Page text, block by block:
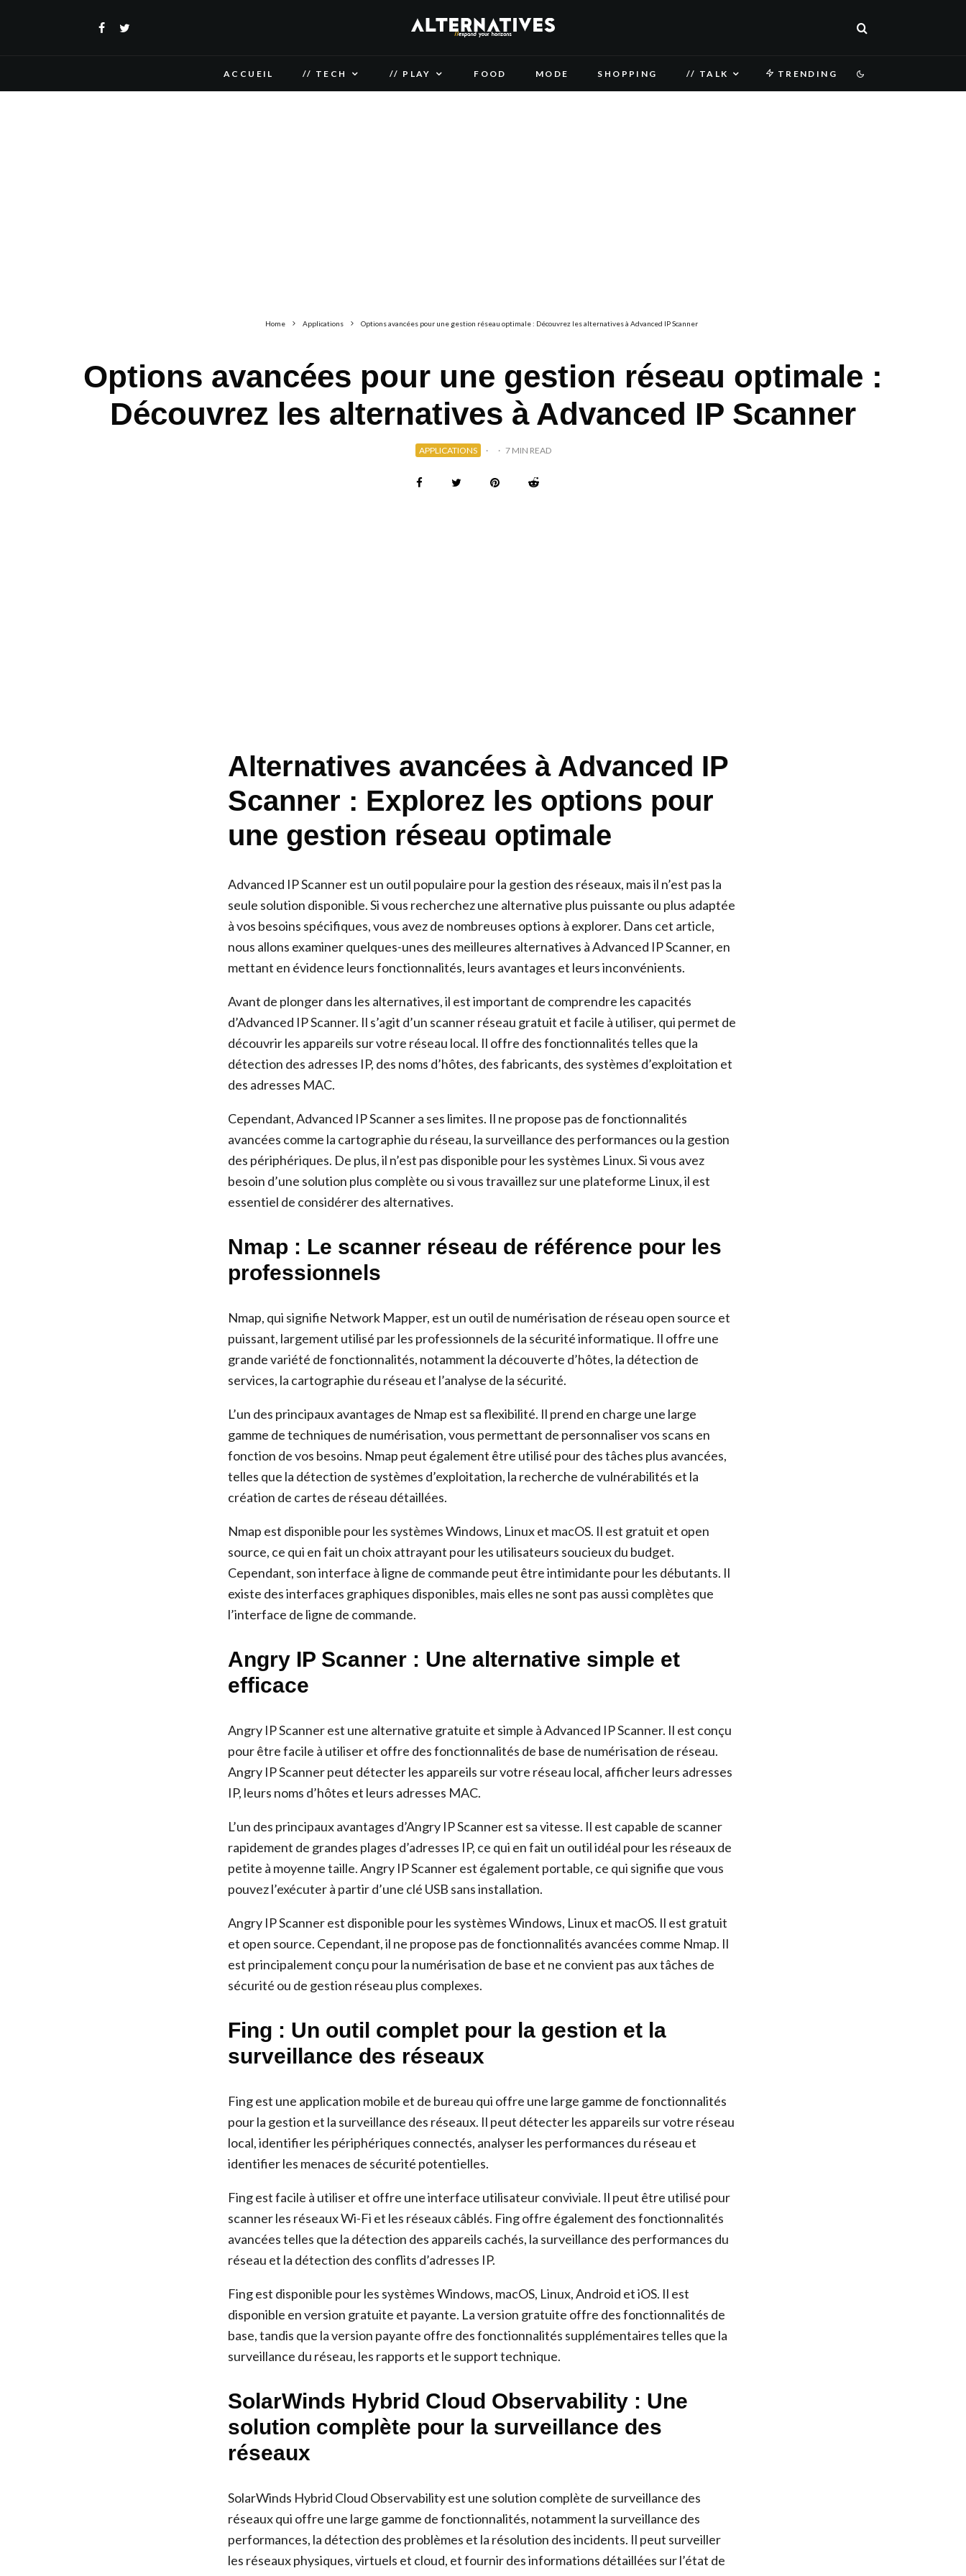
ACCUEIL // TECH // PLAY FOOD MODE SHOPPING // TALK TRENDING
Home Applications Options avancées pour une gestion réseau optimale : Découvrez les alternatives à Advanced IP Scanner
Options avancées pour une gestion réseau optimale :
Découvrez les alternatives à Advanced IP Scanner
APPLICATIONS · · 7 MIN READ
Alternatives avancées à Advanced IP
Scanner : Explorez les options pour
une gestion réseau optimale
Advanced IP Scanner est un outil populaire pour la gestion des réseaux, mais il n’est pas la
seule solution disponible. Si vous recherchez une alternative plus puissante ou plus adaptée
à vos besoins spécifiques, vous avez de nombreuses options à explorer. Dans cet article,
nous allons examiner quelques-unes des meilleures alternatives à Advanced IP Scanner, en
mettant en évidence leurs fonctionnalités, leurs avantages et leurs inconvénients.
Avant de plonger dans les alternatives, il est important de comprendre les capacités
d’Advanced IP Scanner. Il s’agit d’un scanner réseau gratuit et facile à utiliser, qui permet de
découvrir les appareils sur votre réseau local. Il offre des fonctionnalités telles que la
détection des adresses IP, des noms d’hôtes, des fabricants, des systèmes d’exploitation et
des adresses MAC.
Cependant, Advanced IP Scanner a ses limites. Il ne propose pas de fonctionnalités
avancées comme la cartographie du réseau, la surveillance des performances ou la gestion
des périphériques. De plus, il n’est pas disponible pour les systèmes Linux. Si vous avez
besoin d’une solution plus complète ou si vous travaillez sur une plateforme Linux, il est
essentiel de considérer des alternatives.
Nmap : Le scanner réseau de référence pour les
professionnels
Nmap, qui signifie Network Mapper, est un outil de numérisation de réseau open source et
puissant, largement utilisé par les professionnels de la sécurité informatique. Il offre une
grande variété de fonctionnalités, notamment la découverte d’hôtes, la détection de
services, la cartographie du réseau et l’analyse de la sécurité.
L’un des principaux avantages de Nmap est sa flexibilité. Il prend en charge une large
gamme de techniques de numérisation, vous permettant de personnaliser vos scans en
fonction de vos besoins. Nmap peut également être utilisé pour des tâches plus avancées,
telles que la détection de systèmes d’exploitation, la recherche de vulnérabilités et la
création de cartes de réseau détaillées.
Nmap est disponible pour les systèmes Windows, Linux et macOS. Il est gratuit et open
source, ce qui en fait un choix attrayant pour les utilisateurs soucieux du budget.
Cependant, son interface à ligne de commande peut être intimidante pour les débutants. Il
existe des interfaces graphiques disponibles, mais elles ne sont pas aussi complètes que
l’interface de ligne de commande.
Angry IP Scanner : Une alternative simple et
efficace
Angry IP Scanner est une alternative gratuite et simple à Advanced IP Scanner. Il est conçu
pour être facile à utiliser et offre des fonctionnalités de base de numérisation de réseau.
Angry IP Scanner peut détecter les appareils sur votre réseau local, afficher leurs adresses
IP, leurs noms d’hôtes et leurs adresses MAC.
L’un des principaux avantages d’Angry IP Scanner est sa vitesse. Il est capable de scanner
rapidement de grandes plages d’adresses IP, ce qui en fait un outil idéal pour les réseaux de
petite à moyenne taille. Angry IP Scanner est également portable, ce qui signifie que vous
pouvez l’exécuter à partir d’une clé USB sans installation.
Angry IP Scanner est disponible pour les systèmes Windows, Linux et macOS. Il est gratuit
et open source. Cependant, il ne propose pas de fonctionnalités avancées comme Nmap. Il
est principalement conçu pour la numérisation de base et ne convient pas aux tâches de
sécurité ou de gestion réseau plus complexes.
Fing : Un outil complet pour la gestion et la
surveillance des réseaux
Fing est une application mobile et de bureau qui offre une large gamme de fonctionnalités
pour la gestion et la surveillance des réseaux. Il peut détecter les appareils sur votre réseau
local, identifier les périphériques connectés, analyser les performances du réseau et
identifier les menaces de sécurité potentielles.
Fing est facile à utiliser et offre une interface utilisateur conviviale. Il peut être utilisé pour
scanner les réseaux Wi-Fi et les réseaux câblés. Fing offre également des fonctionnalités
avancées telles que la détection des appareils cachés, la surveillance des performances du
réseau et la détection des conflits d’adresses IP.
Fing est disponible pour les systèmes Windows, macOS, Linux, Android et iOS. Il est
disponible en version gratuite et payante. La version gratuite offre des fonctionnalités de
base, tandis que la version payante offre des fonctionnalités supplémentaires telles que la
surveillance du réseau, les rapports et le support technique.
SolarWinds Hybrid Cloud Observability : Une
solution complète pour la surveillance des
réseaux
SolarWinds Hybrid Cloud Observability est une solution complète de surveillance des
réseaux qui offre une large gamme de fonctionnalités, notamment la surveillance des
performances, la détection des problèmes et la résolution des incidents. Il peut surveiller
les réseaux physiques, virtuels et cloud, et fournir des informations détaillées sur l’état de